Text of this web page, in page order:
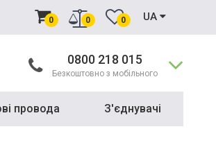
0 0 0 UA
0800 218 015
Безкоштовно з мобільного
провода З'єднувачі